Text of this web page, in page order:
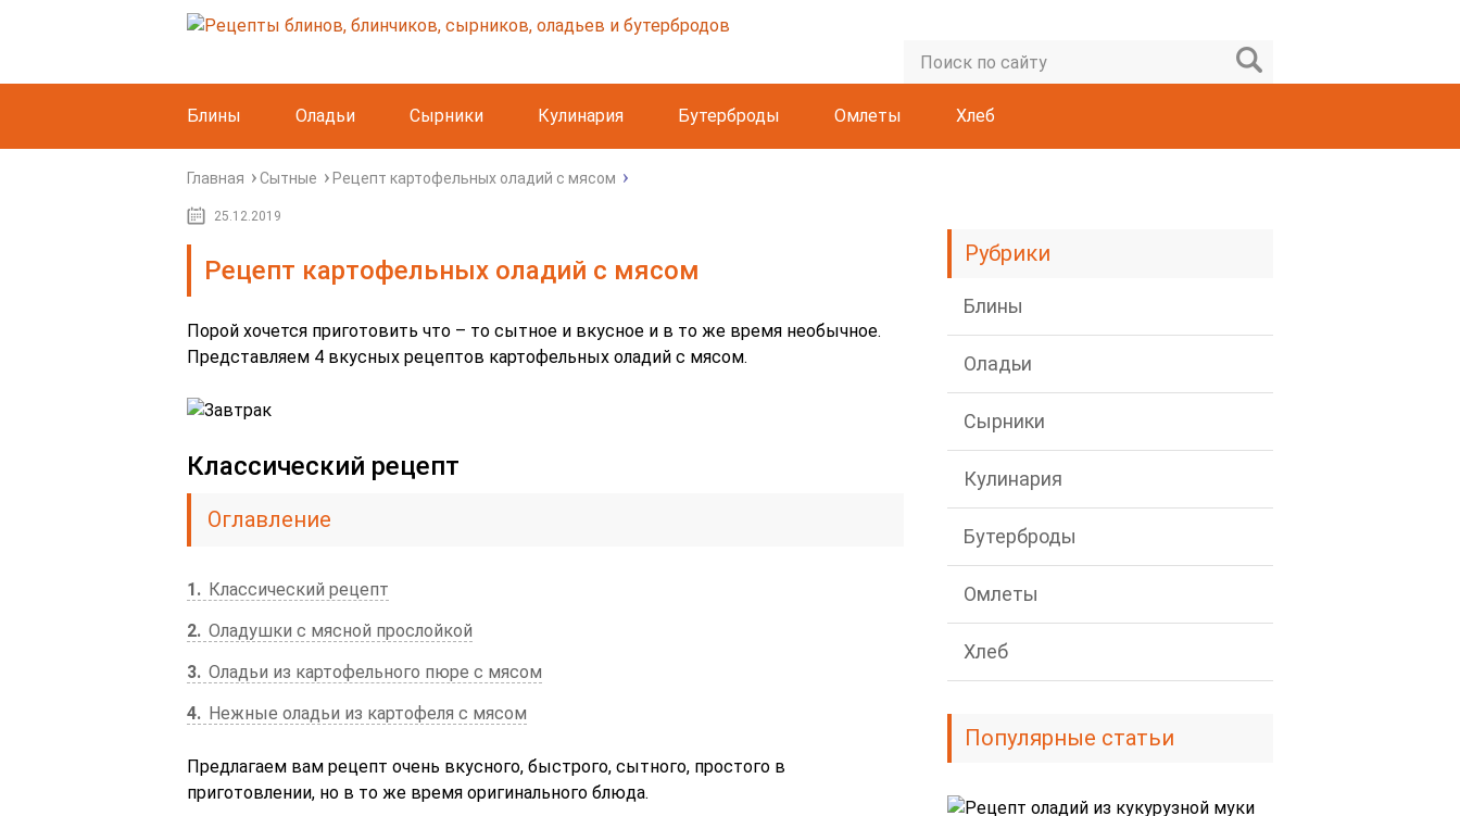
Блины Оладьи Сырники Кулинария Бутерброды Омлеты Хлеб
Главная Сытные Рецепт картофельных оладий с мясом
25.12.2019
Рецепт картофельных оладий с мясом
Порой хочется приготовить что – то сытное и вкусное и в то же время необычное.
Представляем 4 вкусных рецептов картофельных оладий с мясом.
Классический рецепт
Оглавление
1
Классический рецепт
2 Оладушки с мясной прослойкой
3 Оладьи из картофельного пюре с мясом
4
Нежные оладьи из картофеля с мясом
Предлагаем вам рецепт очень вкусного, быстрого, сытного, простого в
приготовлении, но в то же время оригинального блюда.
Рубрики
Блины
Оладьи
Сырники
Кулинария
Бутерброды
Омлеты
Хлеб
Популярные статьи